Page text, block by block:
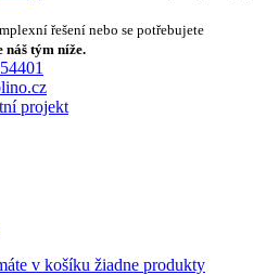
řešení nebo se potřebujete
náš tým níže.
projekt
v košíku žiadne produkty